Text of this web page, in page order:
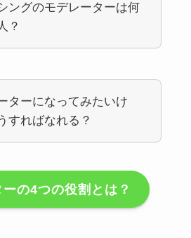
ングのモデレーターは何
？
ターになってみたいけ
すればなれる？
の4つの役割とは？